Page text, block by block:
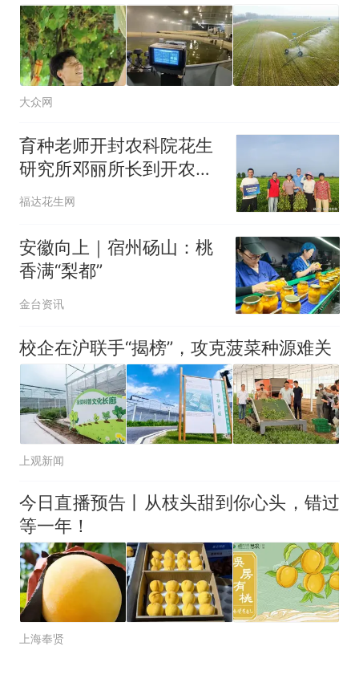
大众网
育种老师开封农科院花生
研究所邓丽所长到开农
308高油酸花生基地查看
福达花生网
安徽向上｜宿州砀山：桃
香满“梨都”
金台资讯
校企在沪联手“揭榜”，攻克菠菜种源难关
上观新闻
今日直播预告丨从枝头甜到你心头，错过
等一年！
上海奉贤